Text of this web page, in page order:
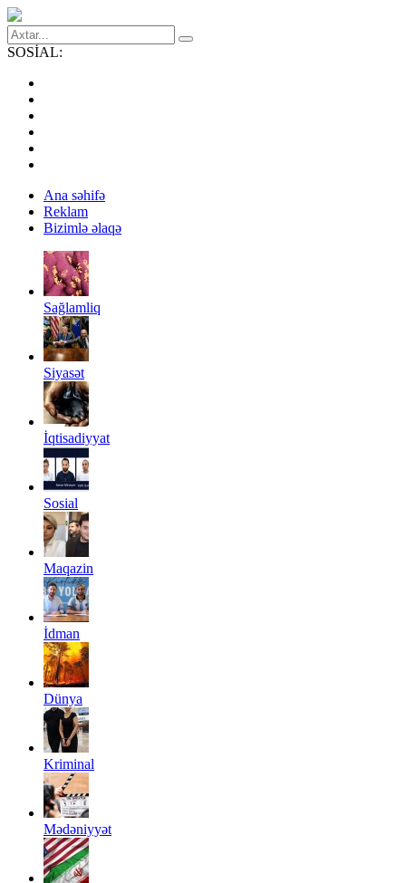
SOSİAL:
Ana səhifə
Reklam
Bizimlə əlaqə
Sağlamliq
Siyasət
İqtisadiyyat
Sosial
Maqazin
İdman
Dünya
Kriminal
Mədəniyyət